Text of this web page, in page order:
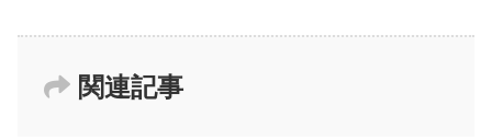
関連記事